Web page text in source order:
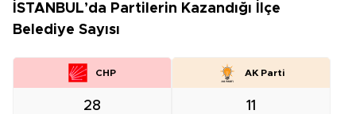
İSTANBUL’da Partilerin Kazandığı İlçe
Belediye Sayısı
CHP
28
AK Parti
11